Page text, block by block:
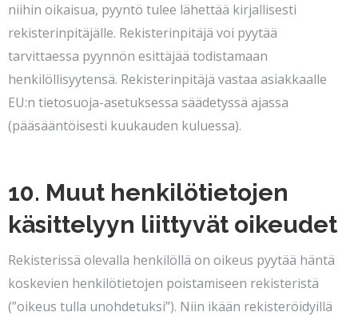
niihin oikaisua, pyyntö tulee lähettää kirjallisesti
rekisterinpitäjälle. Rekisterinpitäjä voi pyytää
tarvittaessa pyynnön esittäjää todistamaan
henkilöllisyytensä. Rekisterinpitäjä vastaa asiakkaalle
EU:n tietosuoja-asetuksessa säädetyssä ajassa
(pääsääntöisesti kuukauden kuluessa).
10. Muut henkilötietojen
käsittelyyn liittyvät oikeudet
Rekisterissä olevalla henkilöllä on oikeus pyytää häntä
koskevien henkilötietojen poistamiseen rekisteristä
(”oikeus tulla unohdetuksi”). Niin ikään rekisteröidyillä